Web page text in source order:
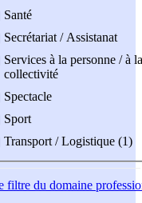
Santé
Secrétariat / Assistanat
Services à la personne / à la
collectivité
Spectacle
Sport
Transport / Logistique (1)
filtre du domaine